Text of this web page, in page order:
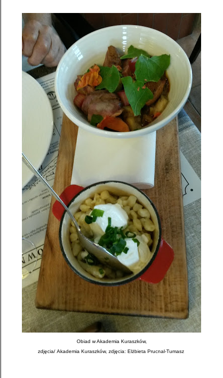
Obiad w Akademia Kuraszków,
zdjęcia/ Akademia Kuraszków, zdjęcia: Elżbieta Prucnal-Tumasz